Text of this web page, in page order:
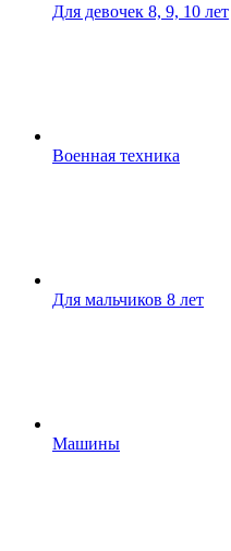
Для девочек 8, 9, 10 лет
Военная техника
Для мальчиков 8 лет
Машины